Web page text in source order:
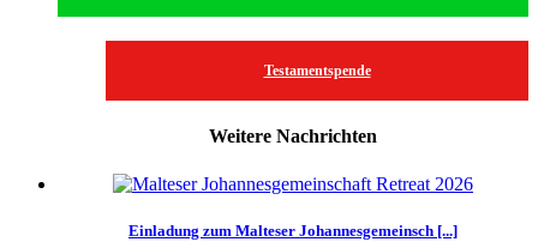
Testamentspende
Weitere Nachrichten
Einladung zum Malteser Johannesgemeinsch [...]